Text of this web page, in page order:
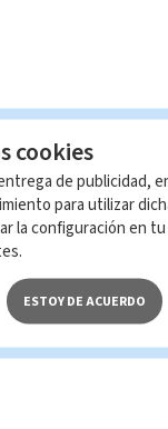
cookies
de publicidad,
para utilizar
la configuración en
ESTOY DE ACUERDO